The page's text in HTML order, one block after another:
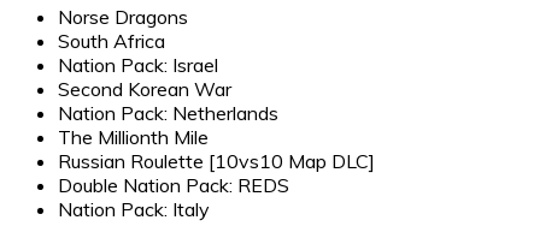
Norse Dragons
South Africa
Nation Pack: Israel
Second Korean War
Nation Pack: Netherlands
The Millionth Mile
Russian Roulette [10vs10 Map DLC]
Double Nation Pack: REDS
Nation Pack: Italy